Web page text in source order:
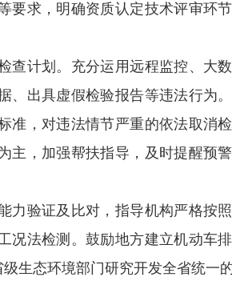
要求，明确资质认定技术评审环
计划。充分运用远程监控、大
、出具虚假检验报告等违法行为
准，对违法情节严重的依法取消
主，加强帮扶指导，及时提醒预
验证及比对，指导机构严格按
况法检测。鼓励地方建立机动车
生态环境部门研究开发全省统一